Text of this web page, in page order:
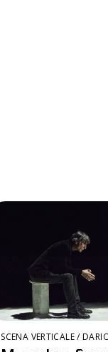
SCENA VERTICALE /